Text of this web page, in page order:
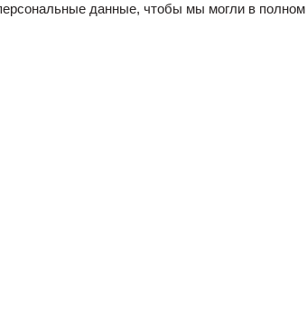
данные, чтобы мы могли в